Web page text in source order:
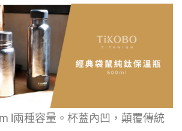
l兩種容量。杯蓋內凹，顛覆傳統